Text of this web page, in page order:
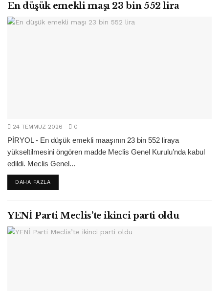
En düşük emekli maşı 23 bin 552 lira
24 TEMMUZ 2026 0
PİRYOL - En düşük emekli maaşının 23 bin 552 liraya
yükseltilmesini öngören madde Meclis Genel Kurulu’nda kabul
edildi. Meclis Genel...
DAHA FAZLADETAILS
YENİ Parti Meclis’te ikinci parti oldu